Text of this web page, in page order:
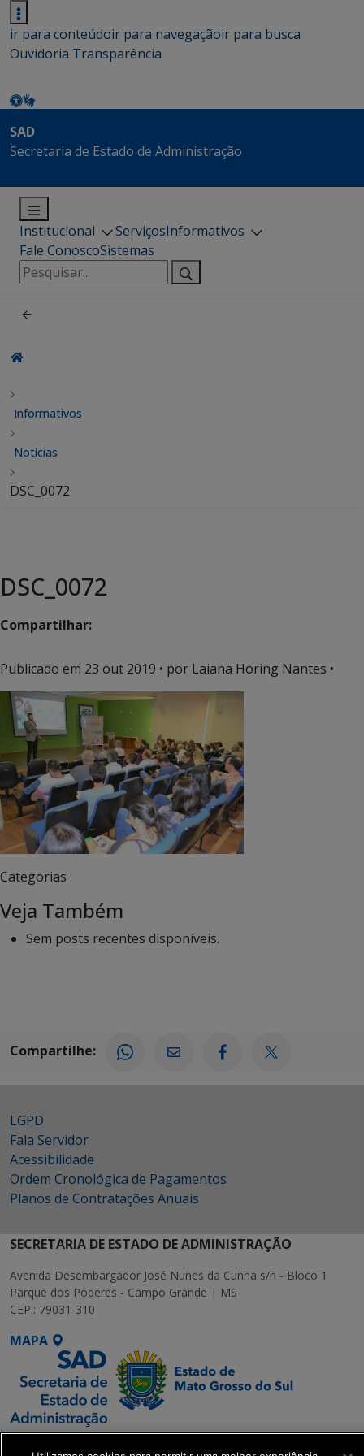
ir para conteúdoir para navegaçãoir para busca
Ouvidoria Transparência
SAD
Secretaria de Estado de Administração
Institucional ServiçosInformativos
Fale ConoscoSistemas
Pesquisar
por:
Informativos
Notícias
DSC_0072
DSC_0072
Compartilhar:
Publicado em 23 out 2019 • por Laiana Horing Nantes •
Categorias :
Veja Também
Sem posts recentes disponíveis.
Compartilhe:
LGPD
Fala Servidor
Acessibilidade
Ordem Cronológica de Pagamentos
Planos de Contratações Anuais
SECRETARIA DE ESTADO DE ADMINISTRAÇÃO
Avenida Desembargador José Nunes da Cunha s/n - Bloco 1
Parque dos Poderes - Campo Grande | MS
CEP.: 79031-310
MAPA